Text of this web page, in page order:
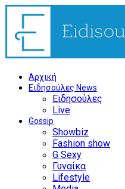
Αρχική
Ειδησούλες News
Ειδησούλες
Live
Gossip
Showbiz
Fashion show
G Sexy
Γυναίκα
Lifestyle